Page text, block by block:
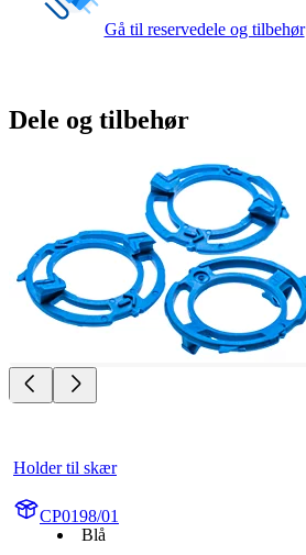
Gå til reservedele og tilbehør
Dele og tilbehør
Holder til skær
CP0198/01
Blå